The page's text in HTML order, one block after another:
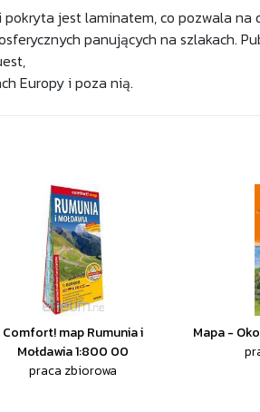
jest laminatem, co pozwala na
panujących na szlakach.
Europy i poza nią.
Comfort! map Rumunia i
Mołdawia 1:800 00
praca zbiorowa
Mapa -